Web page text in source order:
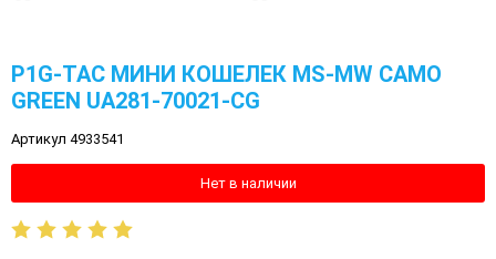
P1G-TAC МИНИ КОШЕЛЕК MS-MW CAMO
GREEN UA281-70021-CG
Артикул 4933541
Нет в наличии